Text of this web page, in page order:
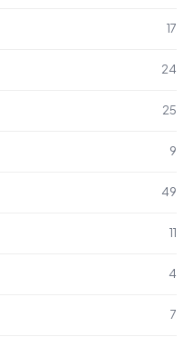
17
24
25
9
49
11
4
7